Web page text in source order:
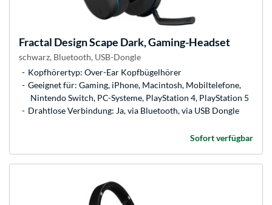
Fractal DesignScape Dark, Gaming-Headset
schwarz, Bluetooth, USB-Dongle
Kopfhörertyp: Over-Ear Kopfbügelhörer
Geeignet für: Gaming, iPhone, Macintosh, Mobiltelefone,
Nintendo Switch, PC-Systeme, PlayStation 4, PlayStation 5
Drahtlose Verbindung: Ja, via Bluetooth, via USB Dongle
Sofort verfügbar